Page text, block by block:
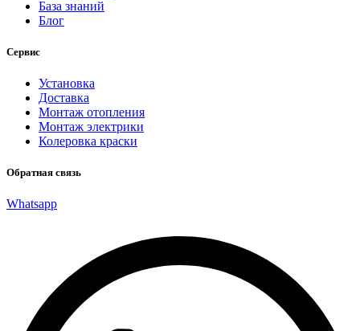
База знаний
Блог
Сервис
Установка
Доставка
Монтаж отопления
Монтаж электрики
Колеровка краски
Обратная связь
Whatsapp